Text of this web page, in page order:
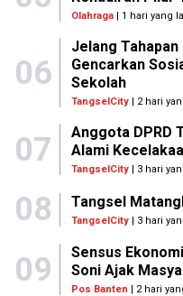
Olahraga| 1 hari yang
06
Jelang Tahapan
Gencarkan
Sekolah
TangselCity| 2 hari
07
Anggota DPRD
Alami
TangselCity| 3 hari
08 Tangsel
TangselCity | 3 hari
09
Sensus
Soni Ajak
Pos Banten | 2 hari